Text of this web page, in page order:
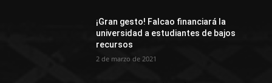
¡Gran gesto! Falcao financiará la
universidad a estudiantes de bajos
recursos
2 de marzo de 2021